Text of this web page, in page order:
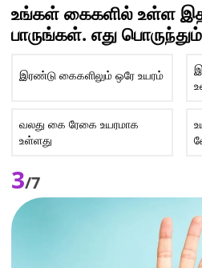
உங்கள் கைகளில் உள்ள
பாருங்கள். எது
இரண்டு கைகளிலும் ஒரே உயரம்
வலது கை ரேகை உயரமாக
உள்ளது
3/7